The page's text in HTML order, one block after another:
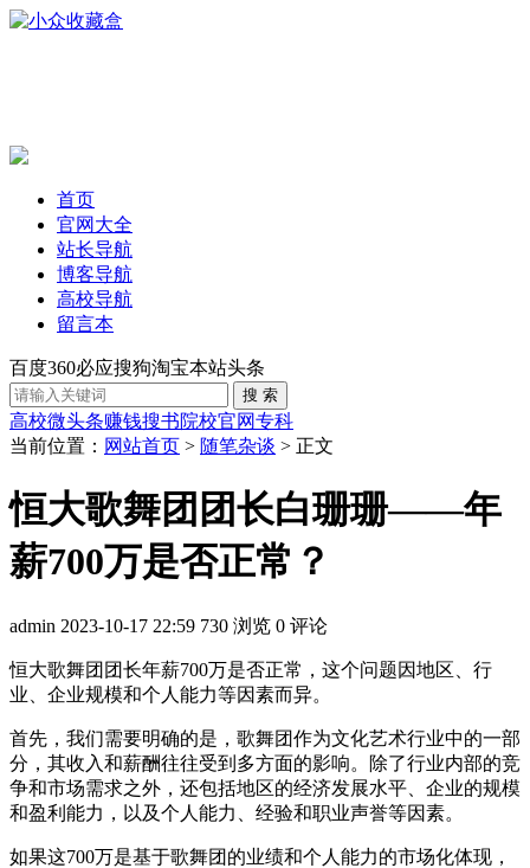
首页
官网大全
站长导航
博客导航
高校导航
留言本
百度360必应搜狗淘宝本站头条
高校微头条赚钱搜书院校官网专科
当前位置： 网站首页 > 随笔杂谈 > 正文
恒大歌舞团团长白珊珊——年
薪700万是否正常？
admin 2023-10-17 22:59 730 浏览 0 评论
恒大歌舞团团长年薪700万是否正常，这个问题因地区、行
业、企业规模和个人能力等因素而异。
首先，我们需要明确的是，歌舞团作为文化艺术行业中的一部
分，其收入和薪酬往往受到多方面的影响。除了行业内部的竞
争和市场需求之外，还包括地区的经济发展水平、企业的规模
和盈利能力，以及个人能力、经验和职业声誉等因素。
如果这700万是基于歌舞团的业绩和个人能力的市场化体现，